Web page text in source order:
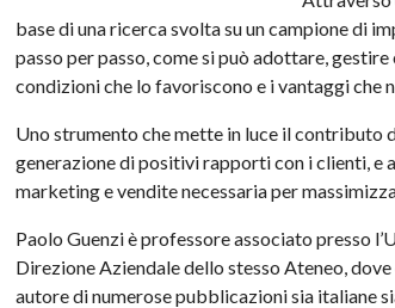
base di una ricerca svolta su un campione di
passo per passo, come si può adottare,
condizioni che lo favoriscono e i vantaggi che
Uno strumento che mette in luce il contributo
generazione di positivi rapporti con i clienti, e
marketing e vendite necessaria per
Paolo Guenzi è professore associato presso
Direzione Aziendale dello stesso Ateneo,
autore di numerose pubblicazioni sia italiane